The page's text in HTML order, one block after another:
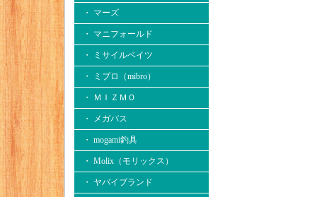
・ マーズ
・ マニフォールド
・ ミサイルベイツ
・ ミブロ（mibro）
・ ＭＩＺＭＯ
・ メガバス
・ mogami釣具
・ Molix（モリックス）
・ ヤバイブランド